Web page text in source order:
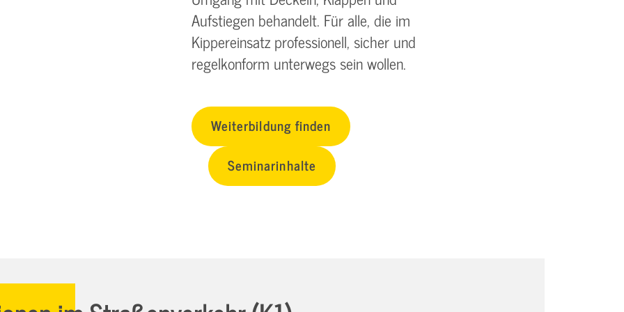
Aufstiegen behandelt. Für alle, die im
Kippereinsatz professionell, sicher und
regelkonform unterwegs sein wollen.
Weiterbildung finden
Seminarinhalte